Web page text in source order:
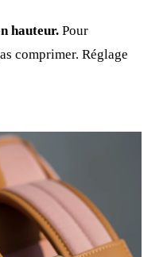
hauteur. Pour
comprimer. Réglage